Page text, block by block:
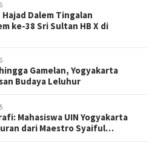
Dalem Tingalan
ke-38 Sri Sultan HB X di
Gamelan, Yogyakarta
Budaya Leluhur
Mahasiswa UIN Yogyakarta
dari Maestro Syaiful…